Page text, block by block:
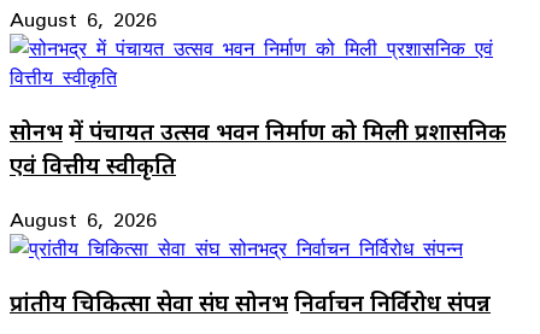
August 6, 2026
सोनभद्र में पंचायत उत्सव भवन निर्माण को मिली प्रशासनिक
एवं वित्तीय स्वीकृति
August 6, 2026
प्रांतीय चिकित्सा सेवा संघ सोनभद्र निर्वाचन निर्विरोध संपन्न